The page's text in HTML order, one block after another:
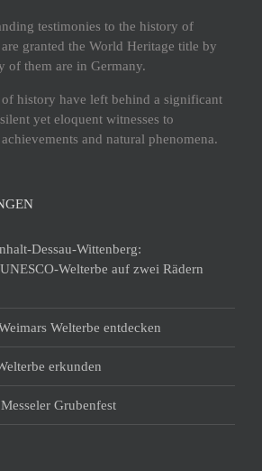
testimonies to the history of
granted the World Heritage title by
of them are in Germany.
history have left behind a significant
yet eloquent witnesses to
and natural phenomena.
Dessau-Wittenberg:
Welterbe auf zwei Rädern
Welterbe entdecken
erkunden
Grubenfest